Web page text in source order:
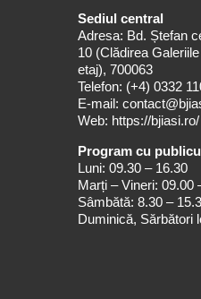
Sediul central
Adresa: Bd. Ștefan
10 (Clădirea
etaj), 700063
Telefon: (+4) 0332
E-mail:
Web: https://bjiasi.ro/
Program cu
Luni: 09.30 – 16.30
Marți – Vineri: 09.00
Sâmbătă: 8.30 –
Duminică, Sărbători